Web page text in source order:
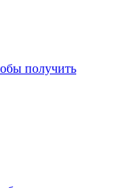
получить